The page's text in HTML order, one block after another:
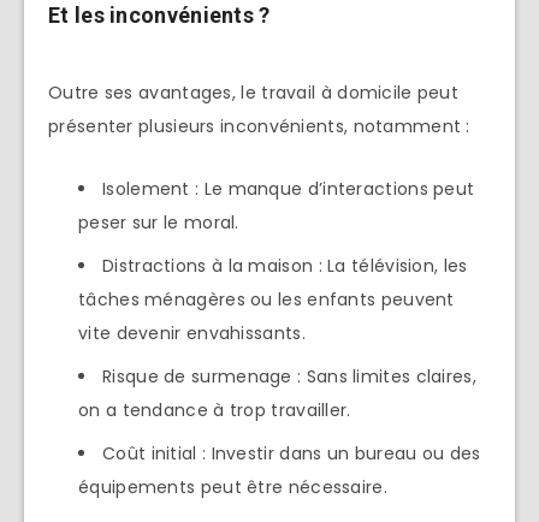
Et les inconvénients ?
Outre ses avantages, le travail à domicile peut
présenter plusieurs inconvénients, notamment :
Isolement : Le manque d’interactions peut
peser sur le moral.
Distractions à la maison : La télévision, les
tâches ménagères ou les enfants peuvent
vite devenir envahissants.
Risque de surmenage : Sans limites claires,
on a tendance à trop travailler.
Coût initial : Investir dans un bureau ou des
équipements peut être nécessaire.